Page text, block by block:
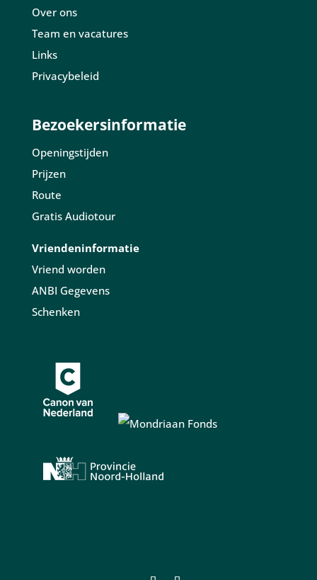
Over ons
Team en vacatures
Links
Privacybeleid
Bezoekersinformatie
Openingstijden
Prijzen
Route
Gratis Audiotour
Vriendeninformatie
Vriend worden
ANBI Gegevens
Schenken